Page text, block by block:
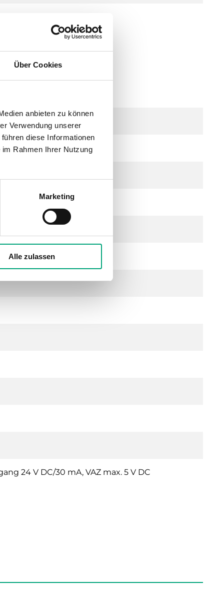
Über Cookies
anbieten zu können
Verwendung unserer
diese Informationen
Rahmen Ihrer Nutzung
Marketing
Alle zulassen
24 V DC/30 mA, VAZ max. 5 V DC